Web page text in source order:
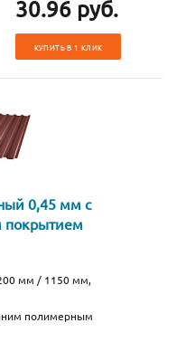
30.96 руб.
КУПИТЬ В 1 КЛИК
0,45 мм с
покрытием
мм / 1150 мм,
полимерным